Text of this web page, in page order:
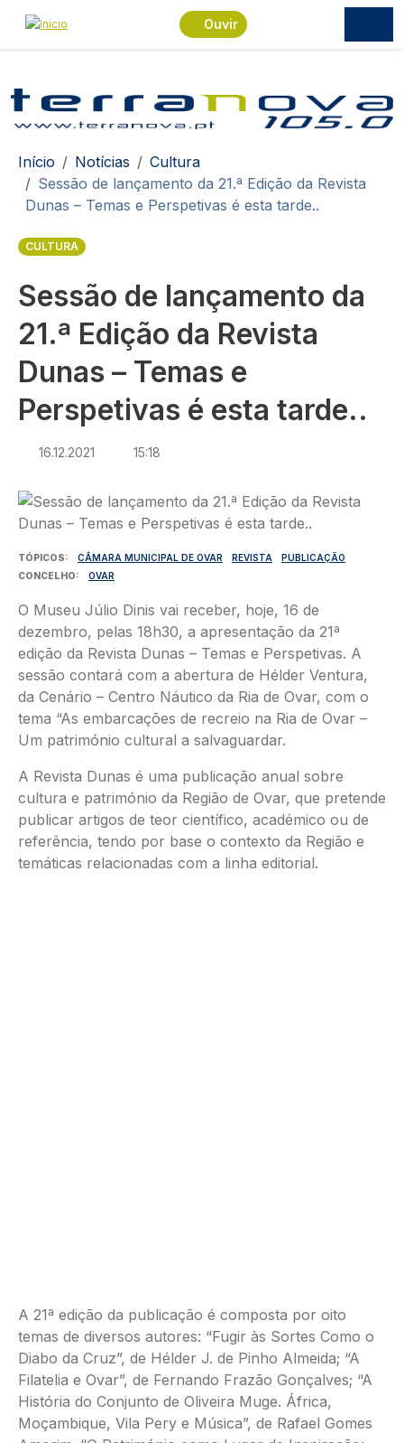
Passar para o conteúdo principal
Ouvir
Navegação estrutural
Início Notícias
Cultura
Sessão de lançamento da 21.ª Edição da Revista
Dunas – Temas e Perspetivas é esta tarde..
CULTURA
Sessão de lançamento da
21.ª Edição da Revista
Dunas – Temas e
Perspetivas é esta tarde..
16.12.2021 15:18
Imagem
TÓPICOS CÂMARA MUNICIPAL DE OVAR REVISTA
PUBLICAÇÃO
CONCELHO
OVAR
O Museu Júlio Dinis vai receber, hoje, 16 de
dezembro, pelas 18h30, a apresentação da 21ª
edição da Revista Dunas – Temas e Perspetivas. A
sessão contará com a abertura de Hélder Ventura,
da Cenário – Centro Náutico da Ria de Ovar, com o
tema “As embarcações de recreio na Ria de Ovar –
Um património cultural a salvaguardar.
A Revista Dunas é uma publicação anual sobre
cultura e património da Região de Ovar, que pretende
publicar artigos de teor científico, académico ou de
referência, tendo por base o contexto da Região e
temáticas relacionadas com a linha editorial.
A 21ª edição da publicação é composta por oito
temas de diversos autores: “Fugir às Sortes Como o
Diabo da Cruz”, de Hélder J. de Pinho Almeida; “A
Filatelia e Ovar”, de Fernando Frazão Gonçalves; “A
História do Conjunto de Oliveira Muge. África,
Moçambique, Vila Pery e Música”, de Rafael Gomes